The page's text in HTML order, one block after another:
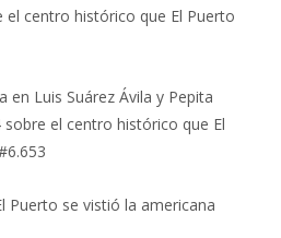
centro histórico que El Puerto
en Luis Suárez Ávila y Pepita
el centro histórico que El
Puerto se vistió la americana